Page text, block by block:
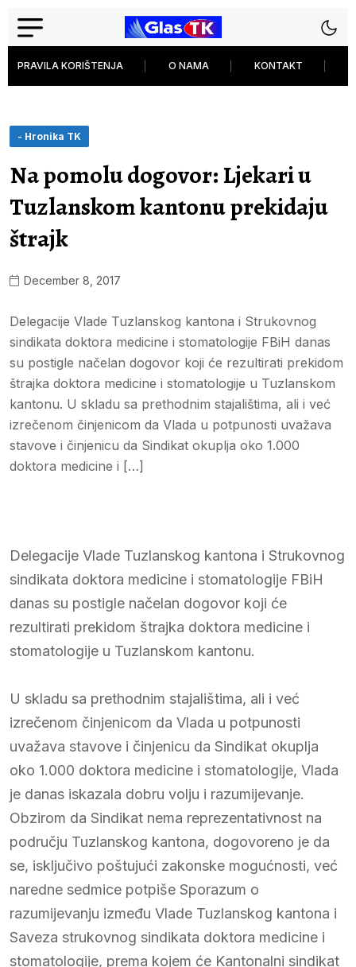
PRAVILA KORIŠTENJA O NAMA KONTAKT
- Hronika TK
Na pomolu dogovor: Ljekari u
Tuzlanskom kantonu prekidaju
štrajk
December 8, 2017
Delegacije Vlade Tuzlanskog kantona i Strukovnog
sindikata doktora medicine i stomatologije FBiH danas
su postigle načelan dogovor koji će rezultirati prekidom
štrajka doktora medicine i stomatologije u Tuzlanskom
kantonu. U skladu sa prethodnim stajalištima, ali i već
izrečenom činjenicom da Vlada u potpunosti uvažava
stavove i činjenicu da Sindikat okuplja oko 1.000
doktora medicine i […]
Delegacije Vlade Tuzlanskog kantona i Strukovnog
sindikata doktora medicine i stomatologije FBiH
danas su postigle načelan dogovor koji će
rezultirati prekidom štrajka doktora medicine i
stomatologije u Tuzlanskom kantonu.
U skladu sa prethodnim stajalištima, ali i već
izrečenom činjenicom da Vlada u potpunosti
uvažava stavove i činjenicu da Sindikat okuplja
oko 1.000 doktora medicine i stomatologije, Vlada
je danas iskazala dobru volju i razumijevanje.
Obzirom da Sindikat nema reprezentativnost na
području Tuzlanskog kantona, dogovoreno je da
se, isključivo poštujući zakonske mogućnosti, već
naredne sedmice potpiše Sporazum o
razumijevanju između Vlade Tuzlanskog kantona i
Saveza strukovnog sindikata doktora medicine i
stomatologije, prema kojem će Kantonalni sindikat